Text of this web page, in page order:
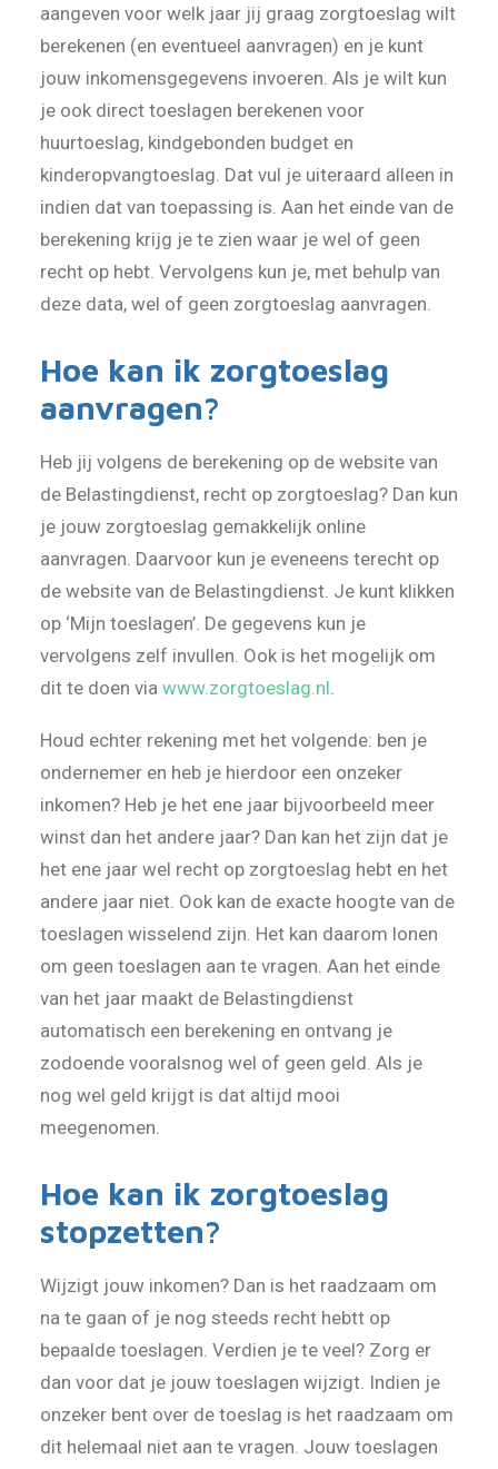
aangeven voor welk jaar jij graag zorgtoeslag wilt
berekenen (en eventueel aanvragen) en je kunt
jouw inkomensgegevens invoeren. Als je wilt kun
je ook direct toeslagen berekenen voor
huurtoeslag, kindgebonden budget en
kinderopvangtoeslag. Dat vul je uiteraard alleen in
indien dat van toepassing is. Aan het einde van de
berekening krijg je te zien waar je wel of geen
recht op hebt. Vervolgens kun je, met behulp van
deze data, wel of geen zorgtoeslag aanvragen.
Hoe kan ik zorgtoeslag
aanvragen?
Heb jij volgens de berekening op de website van
de Belastingdienst, recht op zorgtoeslag? Dan kun
je jouw zorgtoeslag gemakkelijk online
aanvragen. Daarvoor kun je eveneens terecht op
de website van de Belastingdienst. Je kunt klikken
op ‘Mijn toeslagen’. De gegevens kun je
vervolgens zelf invullen. Ook is het mogelijk om
dit te doen via www.zorgtoeslag.nl.
Houd echter rekening met het volgende: ben je
ondernemer en heb je hierdoor een onzeker
inkomen? Heb je het ene jaar bijvoorbeeld meer
winst dan het andere jaar? Dan kan het zijn dat je
het ene jaar wel recht op zorgtoeslag hebt en het
andere jaar niet. Ook kan de exacte hoogte van de
toeslagen wisselend zijn. Het kan daarom lonen
om geen toeslagen aan te vragen. Aan het einde
van het jaar maakt de Belastingdienst
automatisch een berekening en ontvang je
zodoende vooralsnog wel of geen geld. Als je
nog wel geld krijgt is dat altijd mooi
meegenomen.
Hoe kan ik zorgtoeslag
stopzetten?
Wijzigt jouw inkomen? Dan is het raadzaam om
na te gaan of je nog steeds recht hebtt op
bepaalde toeslagen. Verdien je te veel? Zorg er
dan voor dat je jouw toeslagen wijzigt. Indien je
onzeker bent over de toeslag is het raadzaam om
dit helemaal niet aan te vragen. Jouw toeslagen